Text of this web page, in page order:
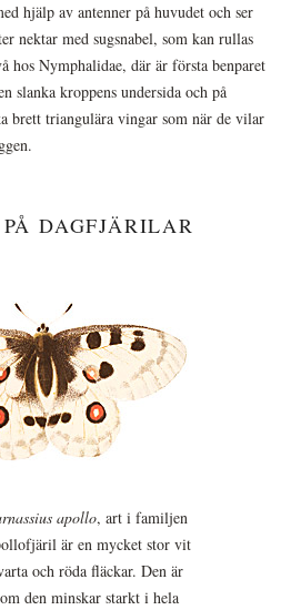
hjälp av antenner på huvudet och ser
nektar med sugsnabel, som kan rullas
hos Nymphalidae, där är första benparet
slanka kroppens undersida och på
brett triangulära vingar som när de vilar
DAGFJÄRILAR
apollo, art i familjen
är en mycket stor vit
och röda fläckar. Den är
den minskar starkt i hela